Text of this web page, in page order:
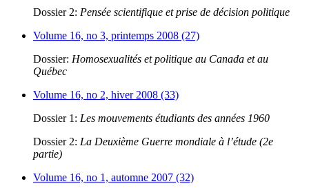
Dossier 2: Pensée scientifique et prise de décision politique
Volume 16, no 3, printemps 2008 (27)
Dossier: Homosexualités et politique au Canada et au
Québec
Volume 16, no 2, hiver 2008 (33)
Dossier 1: Les mouvements étudiants des années 1960
Dossier 2: La Deuxième Guerre mondiale à l’étude (2e
partie)
Volume 16, no 1, automne 2007 (32)